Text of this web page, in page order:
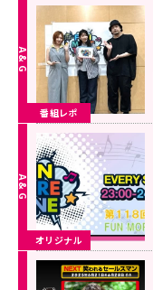
番組レポ
オリジナル